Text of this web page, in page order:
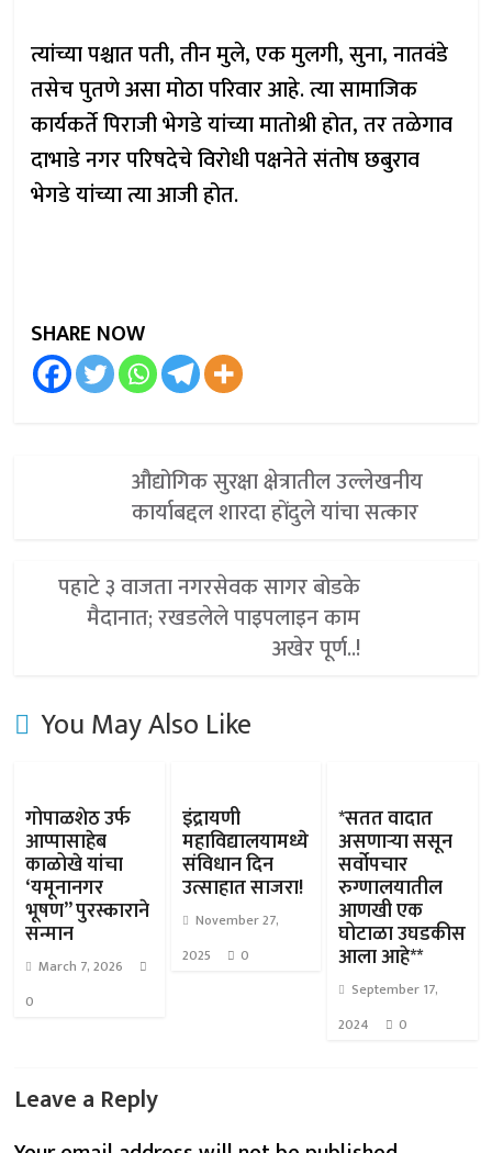
त्यांच्या पश्चात पती, तीन मुले, एक मुलगी, सुना, नातवंडे
तसेच पुतणे असा मोठा परिवार आहे. त्या सामाजिक
कार्यकर्ते पिराजी भेगडे यांच्या मातोश्री होत, तर तळेगाव
दाभाडे नगर परिषदेचे विरोधी पक्षनेते संतोष छबुराव
भेगडे यांच्या त्या आजी होत.
SHARE NOW
औद्योगिक सुरक्षा क्षेत्रातील उल्लेखनीय
कार्याबद्दल शारदा होंदुले यांचा सत्कार
पहाटे ३ वाजता नगरसेवक सागर बोडके
मैदानात; रखडलेले पाइपलाइन काम
अखेर पूर्ण..!
You May Also Like
गोपाळशेठ उर्फ
आप्पासाहेब
काळोखे यांचा
‘यमूनानगर
भूषण” पुरस्काराने
सन्मान
March 7, 2026
0
इंद्रायणी
महाविद्यालयामध्ये
संविधान दिन
उत्साहात साजरा!
November 27,
2025
0
*सतत वादात
असणाऱ्या ससून
सर्वोपचार
रुग्णालयातील
आणखी एक
घोटाळा उघडकीस
आला आहे**
September 17,
2024
0
Leave a Reply